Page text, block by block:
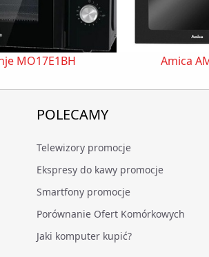
MO17E1BH Amica
POLECAMY
Telewizory promocje
Ekspresy do kawy promocje
Smartfony promocje
Porównanie Ofert Komórkowych
Jaki komputer kupić?